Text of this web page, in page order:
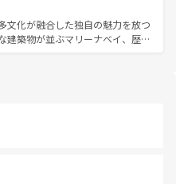
暖で、どの季節にも異なる楽しみ
すいタイの人々、仏教を中心とし
光資源が、訪れる旅人を魅了し続
るはず。観光スポットが密集し
ろを回れるのも魅力。息をのむよ
験まで、香港を存分に楽しみ尽く
文化が融合した独自の魅力を放つ
建築物が並ぶマリーナベイ、歴史
情を楽しめる外せないスポット